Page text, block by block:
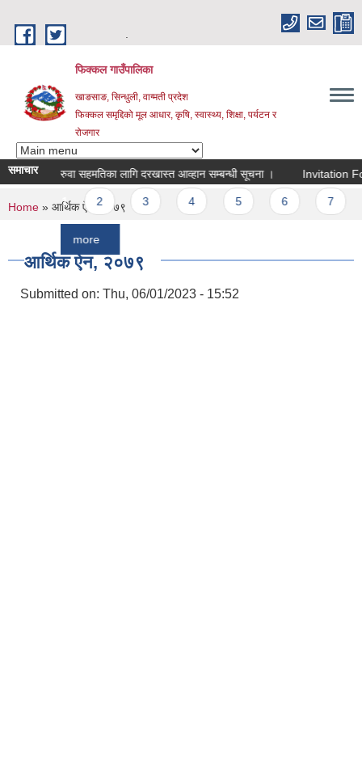
फिक्कल गाउँपालिका
खाङसाङ, सिन्धुली, वाग्मती प्रदेश
फिक्कल समृद्दिको मूल आधार, कृषि, स्वास्थ्य, शिक्षा, पर्यटन र
रोजगार
समाचार
सरुवा सहमतिका लागि दरखास्त आव्हान सम्बन्धी सूचना । Invitation For Bids
Pages
2
You are here
Home » आर्थिक ऐन, २०७९
आर्थिक ऐन, २०७९
Submitted on: Thu, 06/01/2023 - 15:52